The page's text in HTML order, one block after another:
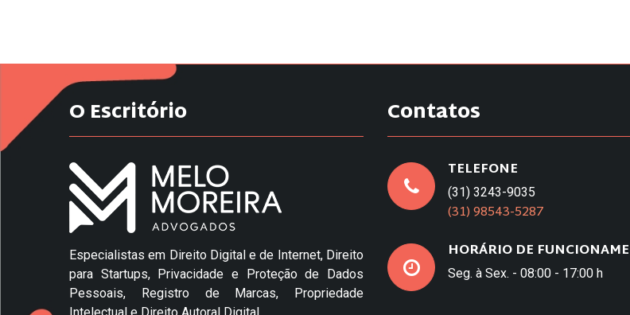
O Escritório
Especialistas em Direito Digital e de Internet, Direito
para Startups, Privacidade e Proteção de Dados
Pessoais, Registro de Marcas, Propriedade
Contatos
TELEFONE
(31) 3243-9035
(31) 98543-5287
HORÁRIO DE
Seg. à Sex. - 08:00 - 17:00 h